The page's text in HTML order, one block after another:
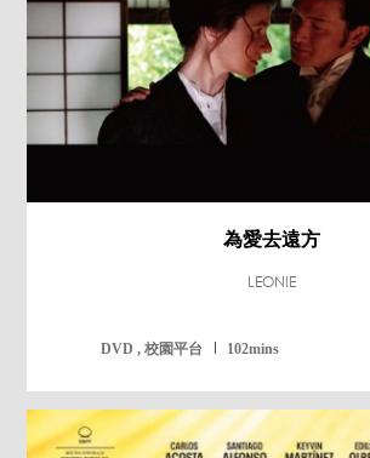
為愛去遠方
LEONIE
DVD , 校園平台 102mins